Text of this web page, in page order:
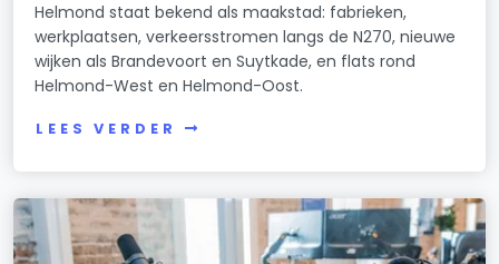
Helmond staat bekend als maakstad: fabrieken,
werkplaatsen, verkeersstromen langs de N270, nieuwe
wijken als Brandevoort en Suytkade, en flats rond
Helmond-West en Helmond-Oost.
LEES VERDER